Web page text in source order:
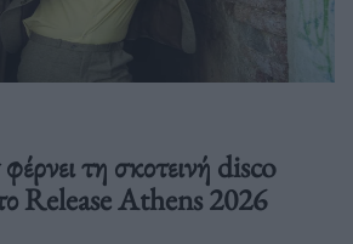
τη σκοτεινή disco
Release Athens 2026